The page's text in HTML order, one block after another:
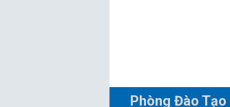
Phòng Đào